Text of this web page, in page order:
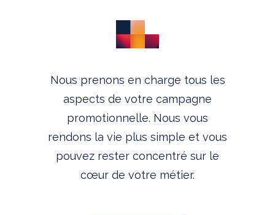
SCIENCE DE LA PROMOTION DES VENTES
OPIA CLOUD
TÉMOIGNAGES CLIENTS
QUI SOMMES-NOUS
CONTACTEZ-NOUS
Nous prenons en charge tous les
aspects de votre campagne
promotionnelle. Nous vous
rendons la vie plus simple et vous
pouvez rester concentré sur le
cœur de votre métier.